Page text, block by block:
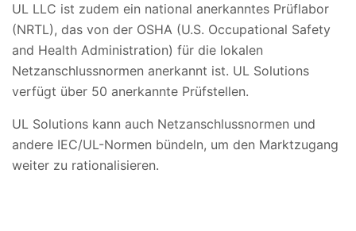
UL LLC ist zudem ein national anerkanntes Prüflabor
(NRTL), das von der OSHA (U.S. Occupational Safety
and Health Administration) für die lokalen
Netzanschlussnormen anerkannt ist. UL Solutions
verfügt über 50 anerkannte Prüfstellen.
UL Solutions kann auch Netzanschlussnormen und
andere IEC/UL-Normen bündeln, um den Marktzugang
weiter zu rationalisieren.